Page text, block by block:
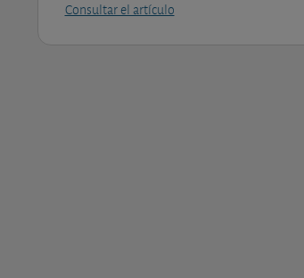
Consultar el artículo